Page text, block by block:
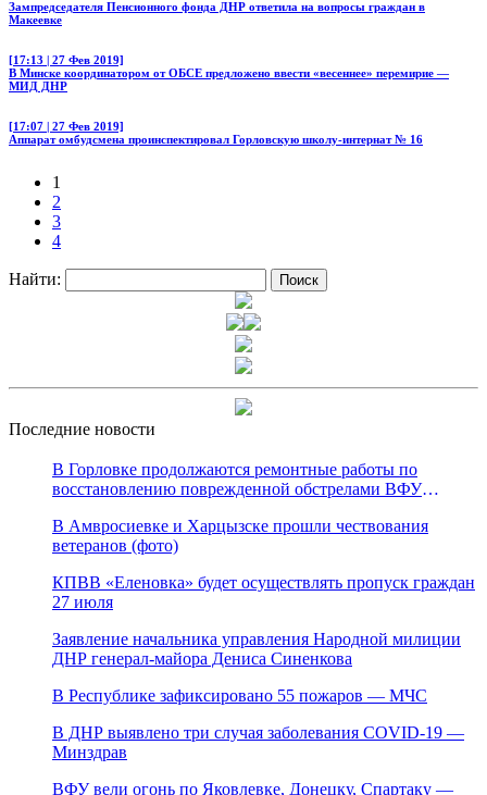
Зампредседателя Пенсионного фонда ДНР ответила на вопросы граждан в
Макеевке
[17:13 | 27 Фев 2019]
В Минске координатором от ОБСЕ предложено ввести «весеннее» перемирие —
МИД ДНР
[17:07 | 27 Фев 2019]
Аппарат омбудсмена проинспектировал Горловскую школу-интернат № 16
1
2
3
4
Найти:
Последние новости
В Горловке продолжаются ремонтные работы по
восстановлению поврежденной обстрелами ВФУ
В Амвросиевке и Харцызске прошли чествования
ветеранов (фото)
КПВВ «Еленовка» будет осуществлять пропуск граждан
27 июля
Заявление начальника управления Народной милиции
ДНР генерал-майора Дениса Синенкова
В Республике зафиксировано 55 пожаров — МЧС
В ДНР выявлено три случая заболевания COVID-19 —
Минздрав
ВФУ вели огонь по Яковлевке, Донецку, Спартаку —